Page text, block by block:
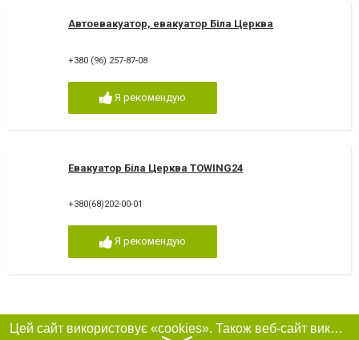
Автоевакуатор, евакуатор Біла Церква
+380 (96) 257-87-08
Я рекомендую
Евакуатор Біла Церква TOWING24
+380(68)202-00-01
Я рекомендую
Цей сайт використовує «cookies». Також веб-сайт використовує інтернет-сервіс для збору технічних даних стосовно відвідувачів з метою отримання маркетингової та статистичної інформації. Умови обробки даних відвідувачів сайту див.